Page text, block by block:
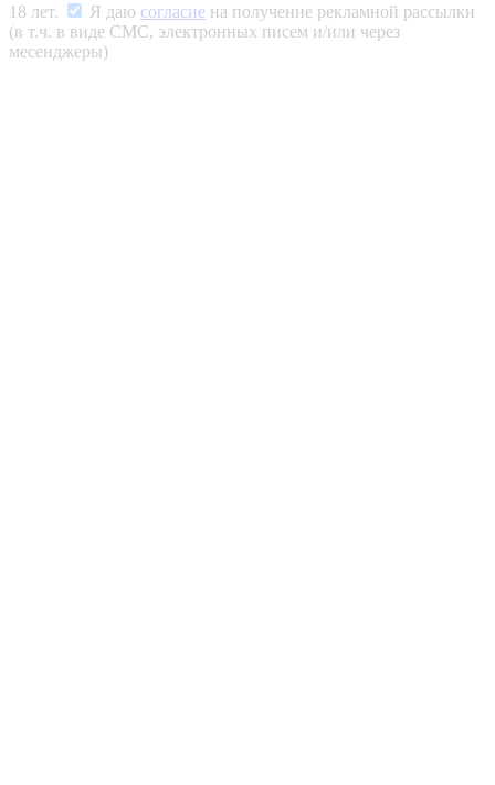
18 лет.
Я даю согласие на получение рекламной рассылки
(в т.ч. в виде СМС, электронных писем и/или через
месенджеры)